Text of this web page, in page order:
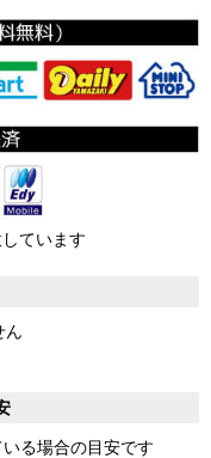
ています
ん
る場合の目安です